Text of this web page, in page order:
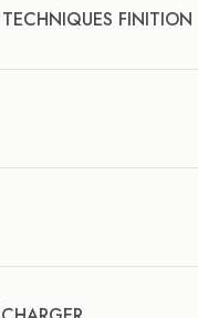
FINITION